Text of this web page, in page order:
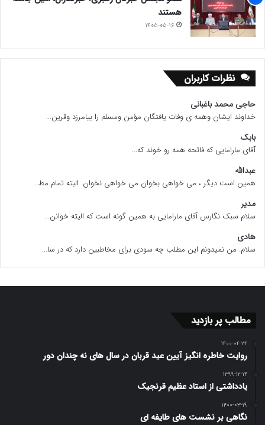
هستند
۱۴۰۵-۰۵-۱۶
نظرات کاربران
حاجی محمد باغبانی
خداوند ایشان وهمه ی وفات یافتگان مؤمن ومسلم را بیامرزد وقرین...
بابک
آقای مارامایی که فاتحه همه رو خوند که...
عبدالله
همین است دیگر ، می خواهی بخوان می خواهی نخوان. البته تمام مط...
مدیر
سلام سبک نگارس آقای مارامایی به همین گونه است که الیته خوانن...
هادی
سلام. من نمیدونم این مطلب چه سودی برای مخاطبین دارد که در سا...
مطالب پر بازدید
۱۴۰۰-۰۴-۲۴
روایت خاطره انگیز آیین عید قربان در سال های نه چندان دور
۱۳۹۹-۱۲-۱۴
یادداشتی از استاد عظیم قرنجیک
۱۴۰۰-۰۳-۱۹
نگاهی بر نشست های طایفه ای